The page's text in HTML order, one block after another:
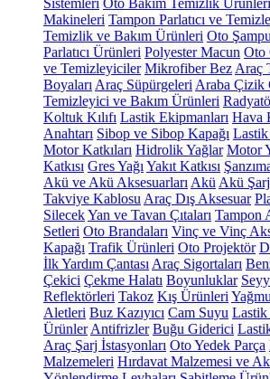
Sistemleri Oto Bakım Temizlik Ürünleri
Makineleri Tampon Parlatıcı ve
Temizlik ve Bakım Ürünleri Oto
Parlatıcı Ürünleri Polyester Macun Oto
ve Temizleyiciler Mikrofiber Bez Araç
Boyaları Araç Süpürgeleri Araba Çizik
Temizleyici ve Bakım Ürünleri
Koltuk Kılıfı Lastik Ekipmanları Hava
Anahtarı Sibop ve Sibop Kapağı
Motor Katkıları Hidrolik Yağlar Motor
Katkısı Gres Yağı Yakıt Katkısı
Akü ve Akü Aksesuarları Akü Akü
Takviye Kablosu Araç Dış Aksesuar
SilecekYan ve Tavan Çıtaları Tampon
Setleri Oto Brandaları Vinç ve Vinç
Kapağı Trafik Ürünleri Oto Projektör
İlk Yardım Çantası Araç Sigortaları
Çekici Çekme Halatı Boyunluklar
Reflektörleri Takoz Kış Ürünleri
Aletleri Buz Kazıyıcı Cam Suyu Lastik
Ürünler Antifrizler Buğu Giderici
Araç Şarj İstasyonları Oto Yedek Parça
Malzemeleri Hırdavat Malzemesi ve